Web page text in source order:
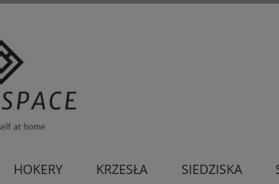
HOKERY KRZESŁA SIEDZISKA